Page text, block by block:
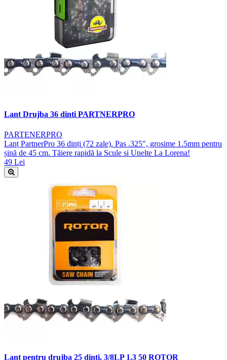
Lant Drujba 36 dinti PARTNERPRO
PARTENERPRO
Lanț PartnerPro 36 dinți (72 zale). Pas .325", grosime 1.5mm pentru
șină de 45 cm. Tăiere rapidă la Scule si Unelte La Lorena!
49 Lei
Lant pentru drujba 25 dinti, 3/8LP 1.3 50 ROTOR